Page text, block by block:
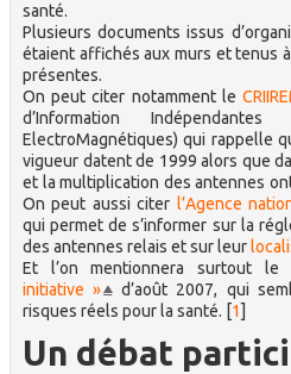
santé.
Plusieurs documents issus
étaient affichés aux murs et tenus
présentes.
On peut citer notamment le
d’Information
ElectroMagnétiques) qui rappelle
vigueur datent de 1999 alors que
et la multiplication des antennes
On peut aussi citer l’Agence
qui permet de s’informer sur la
des antennes relais et sur leur
Et l’on mentionnera surtout
initiative »
d’août 2007, qui
risques réels pour la santé. [1]
Un débat